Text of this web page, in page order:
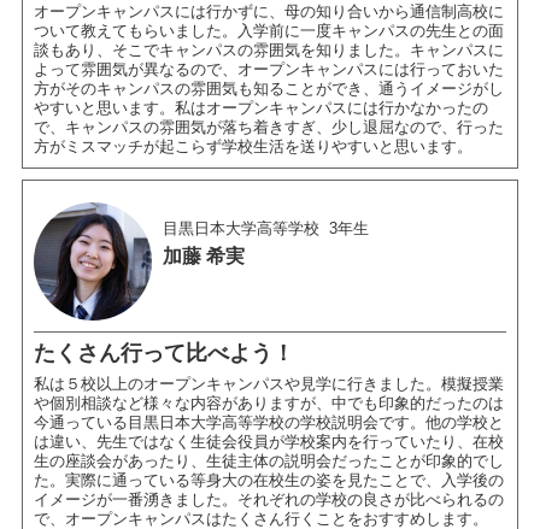
オープンキャンパスには行かずに、母の知り合いから通信制高校に
ついて教えてもらいました。入学前に一度キャンパスの先生との面
談もあり、そこでキャンパスの雰囲気を知りました。キャンパスに
よって雰囲気が異なるので、オープンキャンパスには行っておいた
方がそのキャンパスの雰囲気も知ることができ、通うイメージがし
やすいと思います。私はオープンキャンパスには行かなかったの
で、キャンパスの雰囲気が落ち着きすぎ、少し退屈なので、行った
方がミスマッチが起こらず学校生活を送りやすいと思います。
目黒日本大学高等学校 3年生
加藤 希実
たくさん行って比べよう！
私は５校以上のオープンキャンパスや見学に行きました。模擬授業
や個別相談など様々な内容がありますが、中でも印象的だったのは
今通っている目黒日本大学高等学校の学校説明会です。他の学校と
は違い、先生ではなく生徒会役員が学校案内を行っていたり、在校
生の座談会があったり、生徒主体の説明会だったことが印象的でし
た。実際に通っている等身大の在校生の姿を見たことで、入学後の
イメージが一番湧きました。それぞれの学校の良さが比べられるの
で、オープンキャンパスはたくさん行くことをおすすめします。